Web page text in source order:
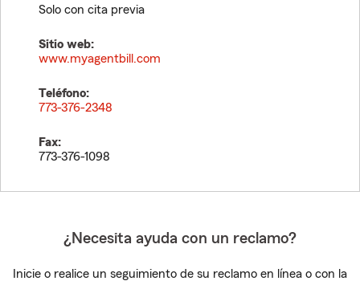
Solo con cita previa
Sitio web:
www.myagentbill.com
Teléfono:
773-376-2348
Fax:
773-376-1098
¿Necesita ayuda con un reclamo?
Inicie o realice un seguimiento de su reclamo en línea o con la